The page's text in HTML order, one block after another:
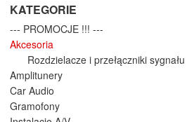
KATEGORIE
--- PROMOCJE !!! ---
Akcesoria
Rozdzielacze i przełączniki sygnału
Amplitunery
Car Audio
Gramofony